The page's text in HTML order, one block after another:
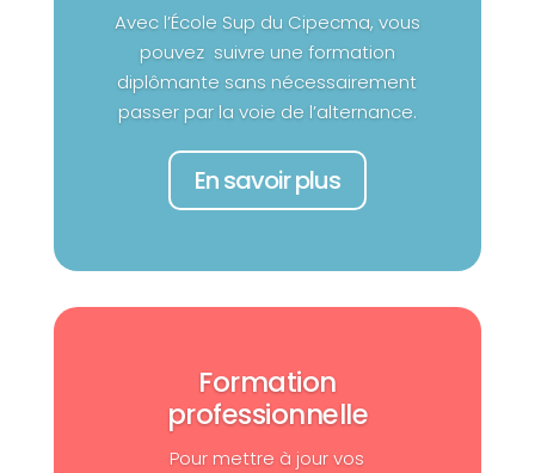
Avec l’École Sup du Cipecma, vous
pouvez suivre une formation
diplômante sans nécessairement
passer par la voie de l’alternance.
En savoir plus
Formation
professionnelle
Pour mettre à jour vos